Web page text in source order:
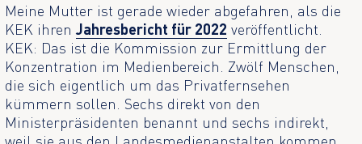
Meine Mutter ist gerade wieder abgefahren, als die
KEK ihrenJahresbericht für 2022 veröffentlicht.
KEK: Das ist die Kommission zur Ermittlung der
Konzentration im Medienbereich. Zwölf Menschen,
die sich eigentlich um das Privatfernsehen
kümmern sollen. Sechs direkt von den
Ministerpräsidenten benannt und sechs indirekt,